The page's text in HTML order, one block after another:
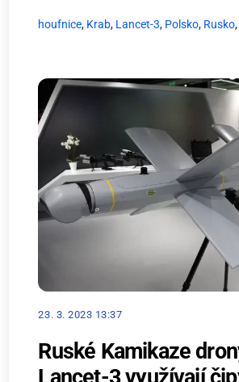
houfnice, Krab, Lancet-3, Polsko, Rusko,
23. 3. 2023 13:37
Ruské Kamikaze
Lancet-3 využívají